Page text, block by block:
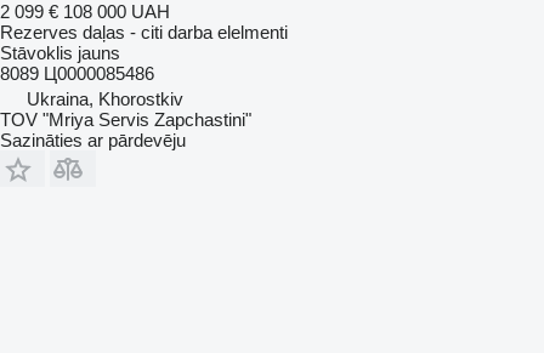
2 099 € 108 000 UAH
Rezerves daļas - citi darba elelmenti
Stāvoklis jauns
8089 Ц0000085486
Ukraina, Khorostkiv
TOV "Mriya Servis Zapchastini"
Sazināties ar pārdevēju